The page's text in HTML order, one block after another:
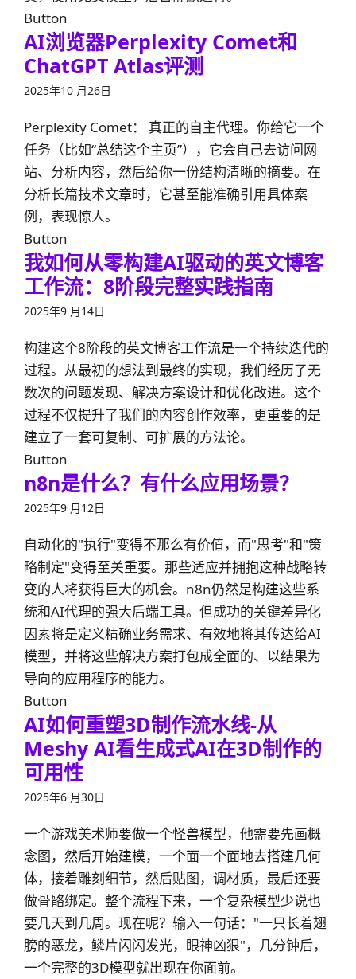
Button
AI浏览器Perplexity Comet和
ChatGPT Atlas评测
2025年10 月26日
Perplexity Comet： 真正的自主代理。你给它一个
任务（比如“总结这个主页”），它会自己去访问网
站、分析内容，然后给你一份结构清晰的摘要。在
分析长篇技术文章时，它甚至能准确引用具体案
例，表现惊人。
Button
我如何从零构建AI驱动的英文博客
工作流：8阶段完整实践指南
2025年9 月14日
构建这个8阶段的英文博客工作流是一个持续迭代的
过程。从最初的想法到最终的实现，我们经历了无
数次的问题发现、解决方案设计和优化改进。这个
过程不仅提升了我们的内容创作效率，更重要的是
建立了一套可复制、可扩展的方法论。
Button
n8n是什么？有什么应用场景？
2025年9 月12日
自动化的"执行"变得不那么有价值，而"思考"和"策
略制定"变得至关重要。那些适应并拥抱这种战略转
变的人将获得巨大的机会。n8n仍然是构建这些系
统和AI代理的强大后端工具。但成功的关键差异化
因素将是定义精确业务需求、有效地将其传达给AI
模型，并将这些解决方案打包成全面的、以结果为
导向的应用程序的能力。
Button
AI如何重塑3D制作流水线-从
Meshy AI看生成式AI在3D制作的
可用性
2025年6 月30日
一个游戏美术师要做一个怪兽模型，他需要先画概
念图，然后开始建模，一个面一个面地去搭建几何
体，接着雕刻细节，然后贴图，调材质，最后还要
做骨骼绑定。整个流程下来，一个复杂模型少说也
要几天到几周。现在呢？输入一句话："一只长着翅
膀的恶龙，鳞片闪闪发光，眼神凶狠"，几分钟后，
一个完整的3D模型就出现在你面前。